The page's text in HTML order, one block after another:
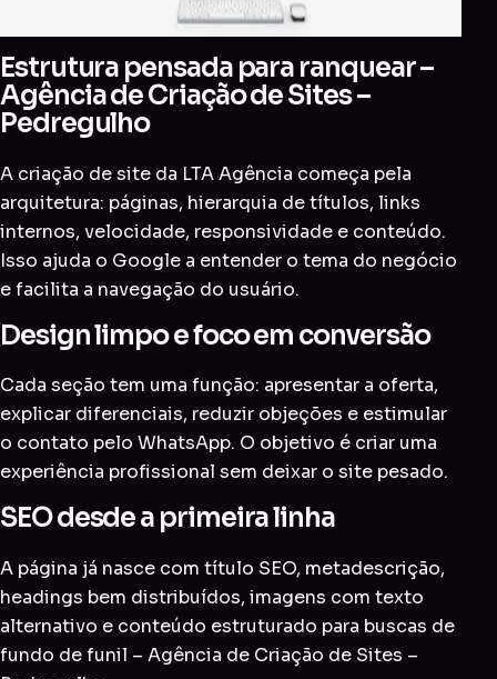
Estrutura pensada para ranquear –
Agência de Criação de Sites –
Pedregulho
A criação de site da LTA Agência começa pela
arquitetura: páginas, hierarquia de títulos, links
internos, velocidade, responsividade e conteúdo.
Isso ajuda o Google a entender o tema do negócio
e facilita a navegação do usuário.
Design limpo e foco em conversão
Cada seção tem uma função: apresentar a oferta,
explicar diferenciais, reduzir objeções e estimular
o contato pelo WhatsApp. O objetivo é criar uma
experiência profissional sem deixar o site pesado.
SEO desde a primeira linha
A página já nasce com título SEO, metadescrição,
headings bem distribuídos, imagens com texto
alternativo e conteúdo estruturado para buscas de
fundo de funil – Agência de Criação de Sites –